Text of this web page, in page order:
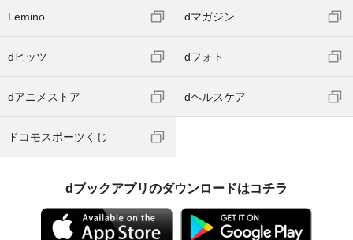
Lemino dマガジン
dヒッツ dフォト
dアニメストア dヘルスケア
ドコモスポーツくじ
dブックアプリのダウンロードはコチラ